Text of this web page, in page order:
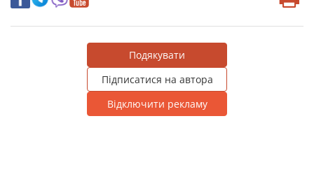
Подякувати
Підписатися на автора
Відключити рекламу